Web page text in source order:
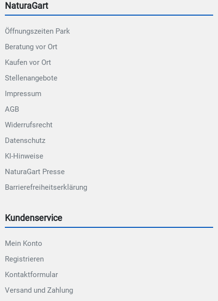
NaturaGart
Öffnungszeiten Park
Beratung vor Ort
Kaufen vor Ort
Stellenangebote
Impressum
AGB
Widerrufsrecht
Datenschutz
KI-Hinweise
NaturaGart Presse
Barrierefreiheitserklärung
Kundenservice
Mein Konto
Registrieren
Kontaktformular
Versand und Zahlung